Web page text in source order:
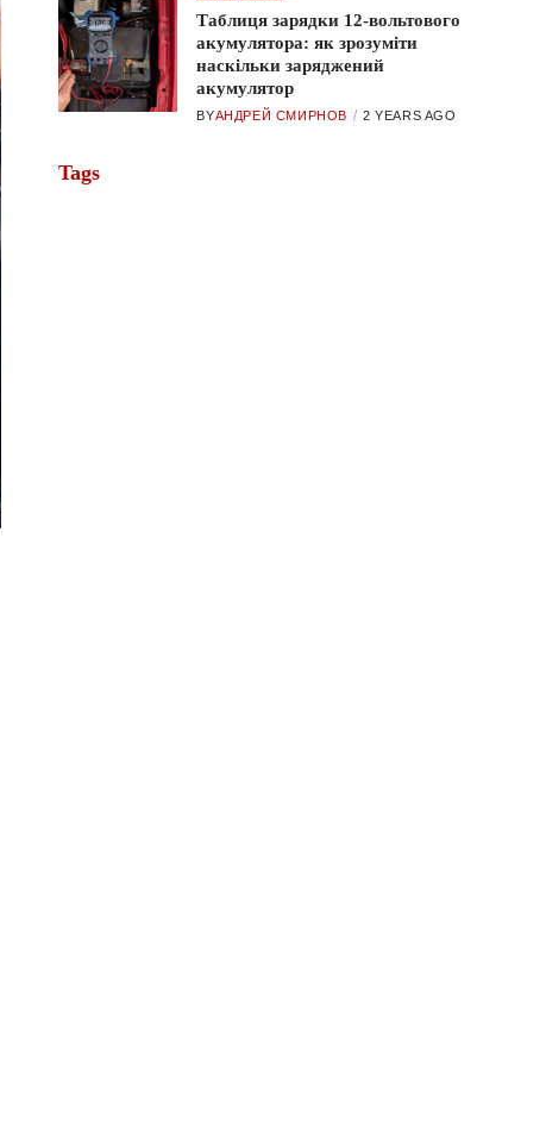
Таблиця зарядки 12-вольтового
акумулятора: як зрозуміти
наскільки заряджений
акумулятор
BYАНДРЕЙ СМИРНОВ 2 YEARS AGO
Tags